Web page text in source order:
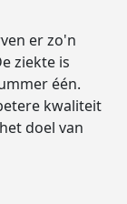
er zo'n
ziekte is
één.
kwaliteit
doel van